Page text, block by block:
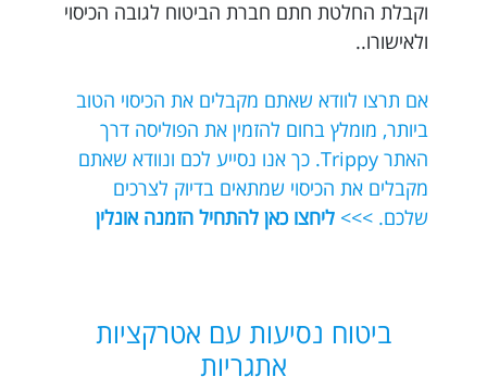
וקבלת החלטת חתם חברת הביטוח לגובה הכיסוי
ולאישורו..
אם תרצו לוודא שאתם מקבלים את הכיסוי הטוב
ביותר, מומלץ בחום להזמין את הפוליסה דרך
האתר Trippy. כך אנו נסייע לכם ונוודא שאתם
מקבלים את הכיסוי שמתאים בדיוק לצרכים
שלכם. >>> ליחצו כאן להתחיל הזמנה אונלין
ביטוח נסיעות עם אטרקציות
אתגריות